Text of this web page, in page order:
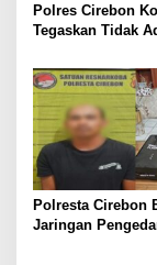
Polres Cirebon
Tegaskan Tidak
Brong, 32 Motor
Polresta Cirebon
Jaringan